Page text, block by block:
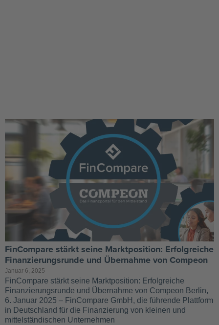
FinCompare stärkt seine Marktposition: Erfolgreiche
Finanzierungsrunde und Übernahme von Compeon
Januar 6, 2025
FinCompare stärkt seine Marktposition: Erfolgreiche
Finanzierungsrunde und Übernahme von Compeon Berlin,
6. Januar 2025 – FinCompare GmbH, die führende Plattform
in Deutschland für die Finanzierung von kleinen und
mittelständischen Unternehmen